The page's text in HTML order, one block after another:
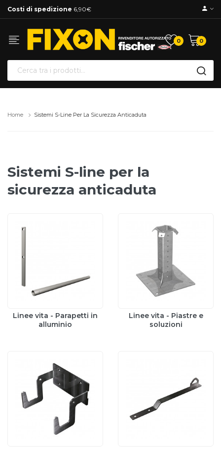
Costi di spedizione 6,90€
0 0
Home Sistemi S-Line Per La Sicurezza Anticaduta
Sistemi S-line per la
sicurezza anticaduta
Linee vita - Parapetti in
alluminio
Linee vita - Piastre e
soluzioni